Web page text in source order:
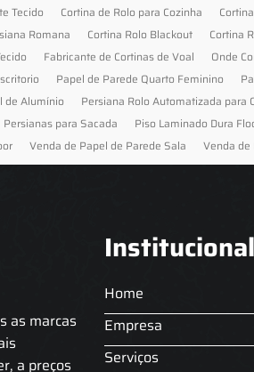
Tecido Cortina de Rolo para Cozinha
Romana Cortina Rolo Blackout Cortina
Fabricante de Cortinas de Voal Onde
Papel de Parede Quarto Feminino
de Alumínio Persiana Rolo Automatizada para
Persianas para Sacada Piso Laminado Dura
Venda de Papel de Parede Sala Venda de
as marcas
a preços
Institucional
Home
Empresa
Serviços